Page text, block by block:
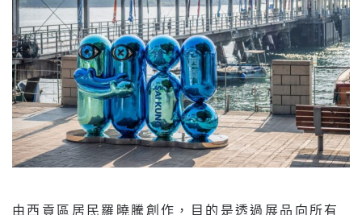
由西貢區居民羅曉騰創作，目的是透過展品向所有